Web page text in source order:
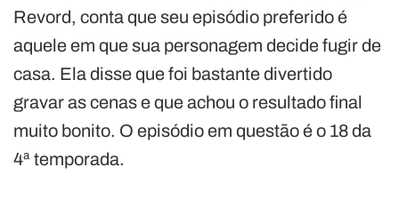
Revord, conta que seu episódio preferido é
aquele em que sua personagem decide fugir de
casa. Ela disse que foi bastante divertido
gravar as cenas e que achou o resultado final
muito bonito. O episódio em questão é o 18 da
4ª temporada.